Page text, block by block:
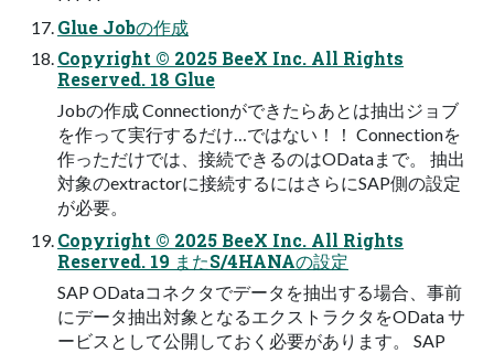
Glue Jobの作成
Copyright © 2025 BeeX Inc. All Rights
Reserved. 18 Glue
Jobの作成 Connectionができたらあとは抽出ジョブ
を作って実行するだけ…ではない！！ Connectionを
作っただけでは、接続できるのはODataまで。 抽出
対象のextractorに接続するにはさらにSAP側の設定
が必要。
Copyright © 2025 BeeX Inc. All Rights
Reserved. 19 またS/4HANAの設定
SAP ODataコネクタでデータを抽出する場合、事前
にデータ抽出対象となるエクストラクタをOData サ
ービスとして公開しておく必要があります。 SAP